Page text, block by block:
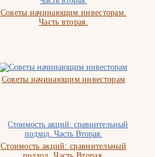
Советы начинающим инвесторам.
Часть вторая.
Советы начинающим инвесторам
Стоимость акций: сравнительный